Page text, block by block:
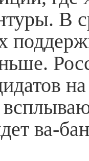
В
ва-